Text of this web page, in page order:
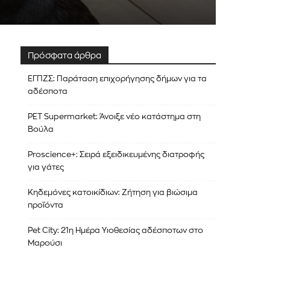
Πρόσφατα άρθρα
ΕΓΠΖΣ: Παράταση επιχορήγησης δήμων για τα
αδέσποτα
PET Supermarket: Άνοιξε νέο κατάστημα στη
Βούλα
Proscience+: Σειρά εξειδικευμένης διατροφής
για γάτες
Κηδεμόνες κατοικίδιων: Ζήτηση για βιώσιμα
προϊόντα
Pet City: 21η Ημέρα Υιοθεσίας αδέσποτων στο
Μαρούσι